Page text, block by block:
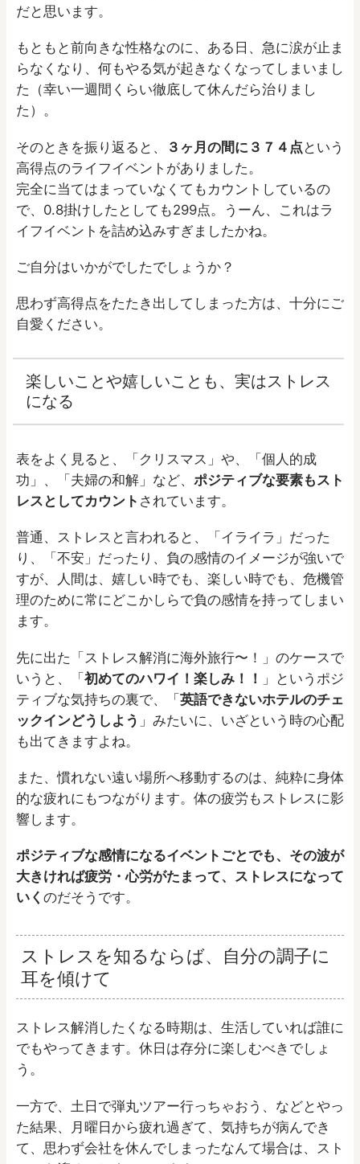
だと思います。
もともと前向きな性格なのに、ある日、急に涙が止ま
らなくなり、何もやる気が起きなくなってしまいまし
た（幸い一週間くらい徹底して休んだら治りまし
た）。
そのときを振り返ると、 ３ヶ月の間に３７４点 という
高得点のライフイベントがありました。
完全に当てはまっていなくてもカウントしているの
で、0.8掛けしたとしても299点。うーん、これはラ
イフイベントを詰め込みすぎましたかね。
ご自分はいかがでしたでしょうか？
思わず高得点をたたき出してしまった方は、十分にご
自愛ください。
楽しいことや嬉しいことも、実はストレス
になる
表をよく見ると、「クリスマス」や、「個人的成
功」、「夫婦の和解」など、 ポジティブな要素もスト
レスとしてカウント されています。
普通、ストレスと言われると、「イライラ」だった
り、「不安」だったり、負の感情のイメージが強いで
すが、人間は、嬉しい時でも、楽しい時でも、危機管
理のために常にどこかしらで負の感情を持ってしまい
ます。
先に出た「ストレス解消に海外旅行〜！」のケースで
いうと、「初めてのハワイ！楽しみ！！
」というポジ
ティブな気持ちの裏で、「英語できないホテルのチェ
ックインどうしよう 」みたいに、いざという時の心配
も出てきますよね。
また、慣れない遠い場所へ移動するのは、純粋に身体
的な疲れにもつながります。体の疲労もストレスに影
響します。
ポジティブな感情になるイベントごとでも、その波が
大きければ疲労・心労がたまって、ストレスになって
いく のだそうです。
ストレスを知るならば、自分の調子に
耳を傾けて
ストレス解消したくなる時期は、生活していれば誰に
でもやってきます。休日は存分に楽しむべきでしょ
う。
一方で、土日で弾丸ツアー行っちゃおう、などとやっ
た結果、月曜日から疲れ過ぎて、気持ちが病んでき
て、思わず会社を休んでしまったなんて場合は、スト